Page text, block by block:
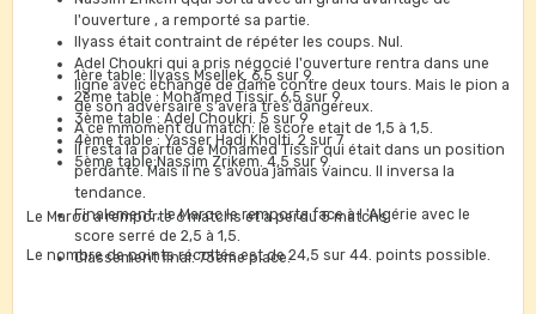
l'ouverture , a remporté sa partie.
Ilyass était contraint de répéter les coups. Nul.
Adel Choukri qui a pris négocié l'ouverture rentra dans une
ligne avec echange de dame contre deux tours. Mais le pion a
de son adversaire s'avera très dangereux.
A ce mmoment du match: le score etait de 1,5 à 1,5.
Il resta la partie de Mohamed Tissir qui était dans un position
perdante. Mais il ne s'avoua jamais vaincu. Il inversa la
tendance.
Finalement , le Maroc le remporta face à l 'Algérie avec le
score serré de 2,5 à 1,5.
Classement final: 73ème place.
1ère table: Ilyass Msellek. 6,5 sur 9.
2ème table : Mohamed Tissir. 6,5 sur 9.
3ème table : Adel Choukri. 5 sur 9
4ème table : Yasser Hadj Kholti. 2 sur 7
5ème table:Nassim Zrikem. 4,5 sur 9.
Le Maroc a remporté 6 matchs et a perdu 5 matchs.
Le nombre de points récoltés est de 24,5 sur 44. points possible.